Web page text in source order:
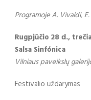
Programoje A. Vivaldi,
Rugpjūčio 28 d.,
Salsa Sinfónica
Vilniaus paveikslų
Festivalio uždarymas